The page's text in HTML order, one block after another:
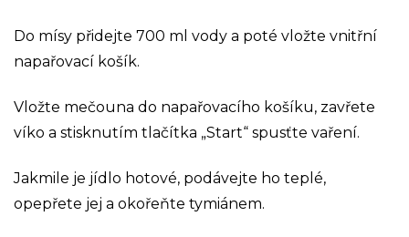
Do mísy přidejte 700 ml vody a poté vložte vnitřní
napařovací košík.
Vložte mečouna do napařovacího košíku, zavřete
víko a stisknutím tlačítka „Start“ spusťte vaření.
Jakmile je jídlo hotové, podávejte ho teplé,
opepřete jej a okořeňte tymiánem.